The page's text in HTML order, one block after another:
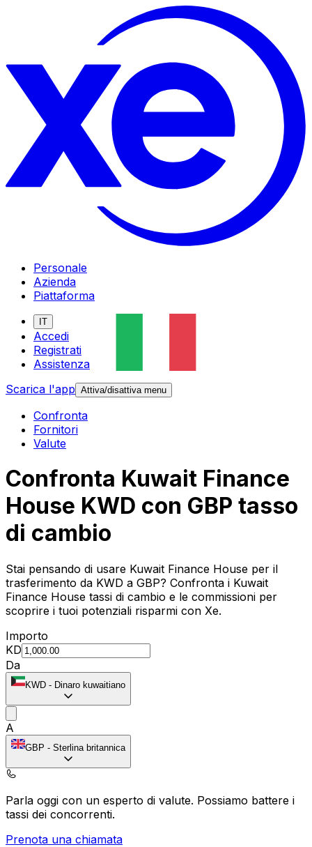
Personale
Azienda
Piattaforma
IT
Accedi
Registrati
Assistenza
Scarica l'app Attiva/disattiva menu
Confronta
Fornitori
Valute
Confronta Kuwait Finance
House KWD con GBP tasso
di cambio
Stai pensando di usare Kuwait Finance House per il
trasferimento da KWD a GBP? Confronta i Kuwait
Finance House tassi di cambio e le commissioni per
scoprire i tuoi potenziali risparmi con Xe.
Importo
KD
Da
KWD - Dinaro kuwaitiano
A
GBP - Sterlina britannica
Parla oggi con un esperto di valute. Possiamo battere i
tassi dei concorrenti.
Prenota una chiamata